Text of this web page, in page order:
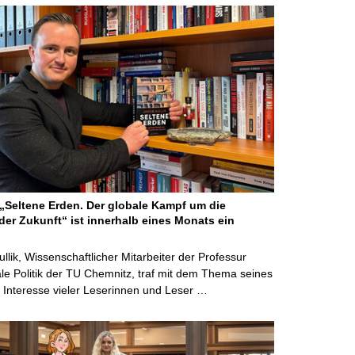
Erden. Der globale Kampf um die
Zukunft“ ist innerhalb eines Monats ein
Wissenschaftlicher Mitarbeiter der Professur
Politik der TU Chemnitz, traf mit dem Thema seines
vieler Leserinnen und Leser …